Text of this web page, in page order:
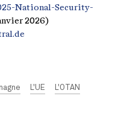
National-Security-
2026)
L'UE L'OTAN